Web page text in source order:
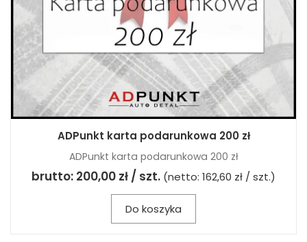
ADPunkt karta podarunkowa 200 zł
ADPunkt karta podarunkowa 200 zł
brutto: 200,00 zł / szt. (netto: 162,60 zł / szt.)
Do koszyka